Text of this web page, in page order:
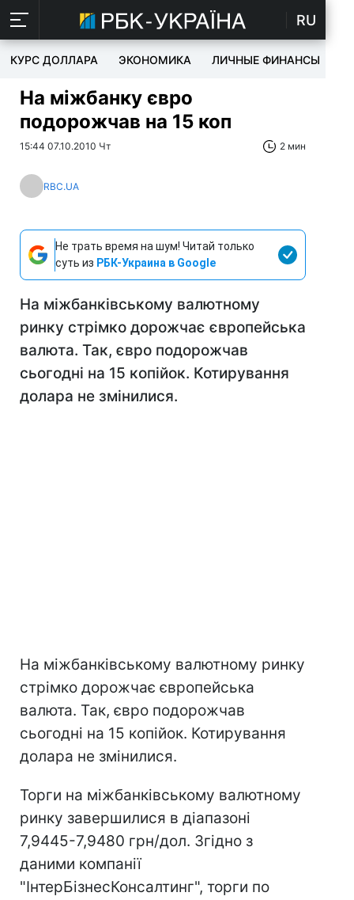
RU
КУРС ДОЛЛАРА ЭКОНОМИКА ЛИЧНЫЕ ФИНАНСЫ
На міжбанку євро
подорожчав на 15 коп
15:44 07.10.2010 Чт 2 мин
RBC.UA
Не трать время на шум! Читай только
суть из РБК-Украина в Google
На міжбанківському валютному
ринку стрімко дорожчає європейська
валюта. Так, євро подорожчав
сьогодні на 15 копійок. Котирування
долара не змінилися.
На міжбанківському валютному ринку
стрімко дорожчає європейська
валюта. Так, євро подорожчав
сьогодні на 15 копійок. Котирування
долара не змінилися.
Торги на міжбанківському валютному
ринку завершилися в діапазоні
7,9445-7,9480 грн/дол. Згідно з
даними компанії
"ІнтерБізнесКонсалтинг", торги по